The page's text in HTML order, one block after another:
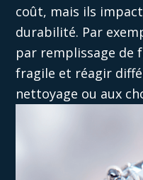
coût, mais ils
durabilité. Par
par remplissage de
fragile et réagir
nettoyage ou aux